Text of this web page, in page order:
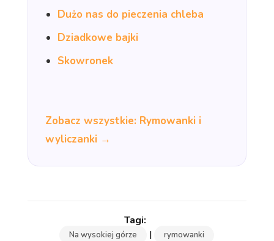
Dużo nas do pieczenia chleba
Dziadkowe bajki
Skowronek
Zobacz wszystkie: Rymowanki i
wyliczanki →
Na wysokiej górze | rymowanki